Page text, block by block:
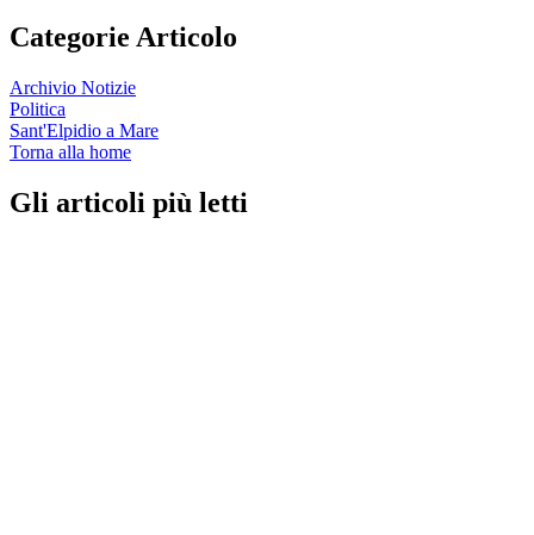
Categorie Articolo
Archivio Notizie
Politica
Sant'Elpidio a Mare
Torna alla home
Gli articoli più letti